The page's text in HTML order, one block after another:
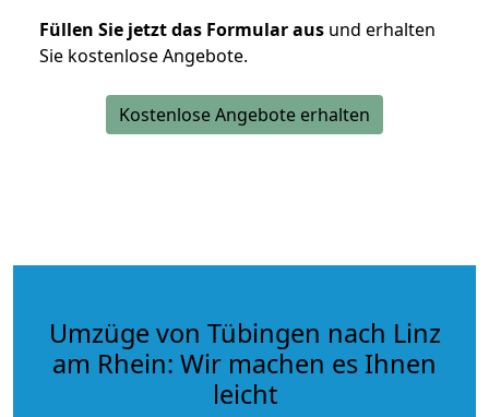
Füllen Sie jetzt das Formular aus und erhalten
Sie kostenlose Angebote.
Kostenlose Angebote erhalten
Umzüge von Tübingen nach Linz
am Rhein: Wir machen es Ihnen
leicht